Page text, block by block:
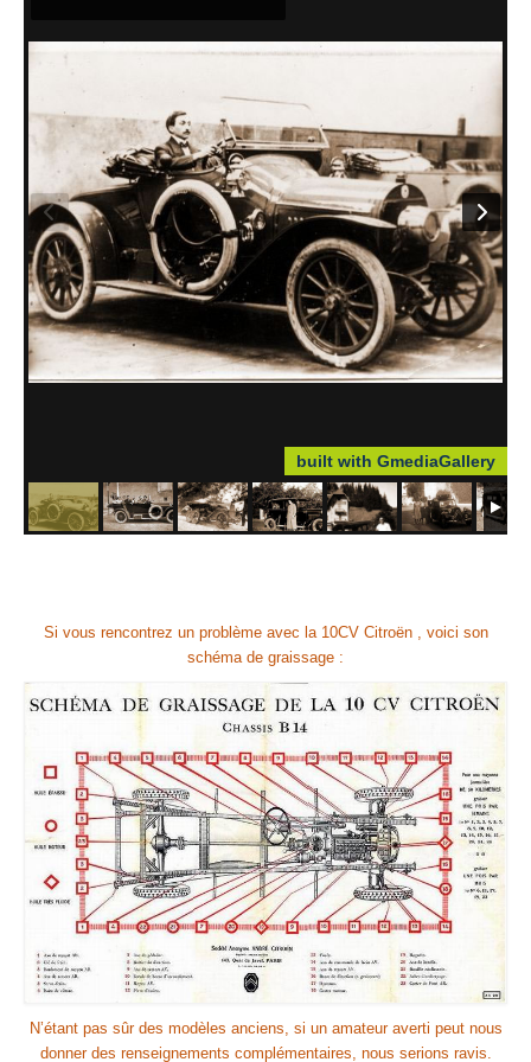
Sites Cousins
built with GmediaGallery
Si vous rencontrez un problème avec la 10CV Citroën , voici son
schéma de graissage :
N’étant pas sûr des modèles anciens, si un amateur averti peut nous
donner des renseignements complémentaires, nous serions ravis.